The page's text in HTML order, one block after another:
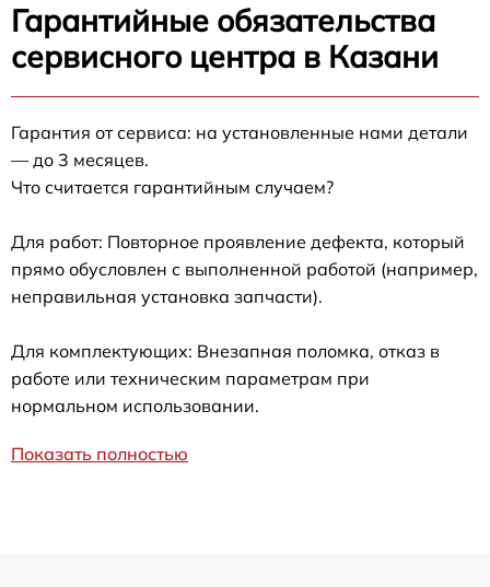
Гарантийные обязательства
сервисного центра в Казани
Гарантия от сервиса: на установленные нами детали
— до 3 месяцев.
Что считается гарантийным случаем?
Для работ: Повторное проявление дефекта, который
прямо обусловлен с выполненной работой (например,
неправильная установка запчасти).
Для комплектующих: Внезапная поломка, отказ в
работе или техническим параметрам при
нормальном использовании.
Показать полностью